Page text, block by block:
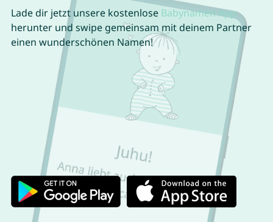
Lade dir jetzt unsere kostenlose Babynamen App
herunter und swipe gemeinsam mit deinem Partner
einen wunderschönen Namen!